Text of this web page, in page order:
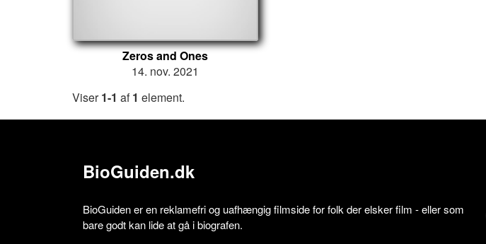
Zeros and Ones
14. nov. 2021
Viser1-1 af1 element.
BioGuiden.dk
BioGuiden er en reklamefri og uafhængig filmside for folk der elsker film - eller som
bare godt kan lide at gå i biografen.